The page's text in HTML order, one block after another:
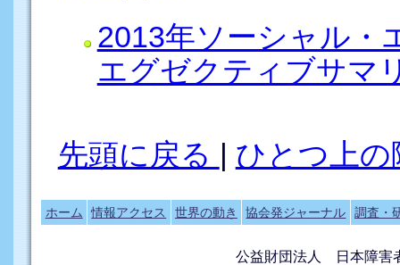
2013年ソーシャル・
エグゼクティブサマ
先頭に戻る | ひとつ上の
ホーム 情報アクセス 世界の動き 協会発ジャーナル 調査・
公益財団法人 日本障害